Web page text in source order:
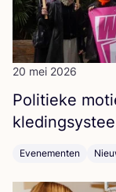
20 mei 2026
Poli­tie­ke
Evenementen